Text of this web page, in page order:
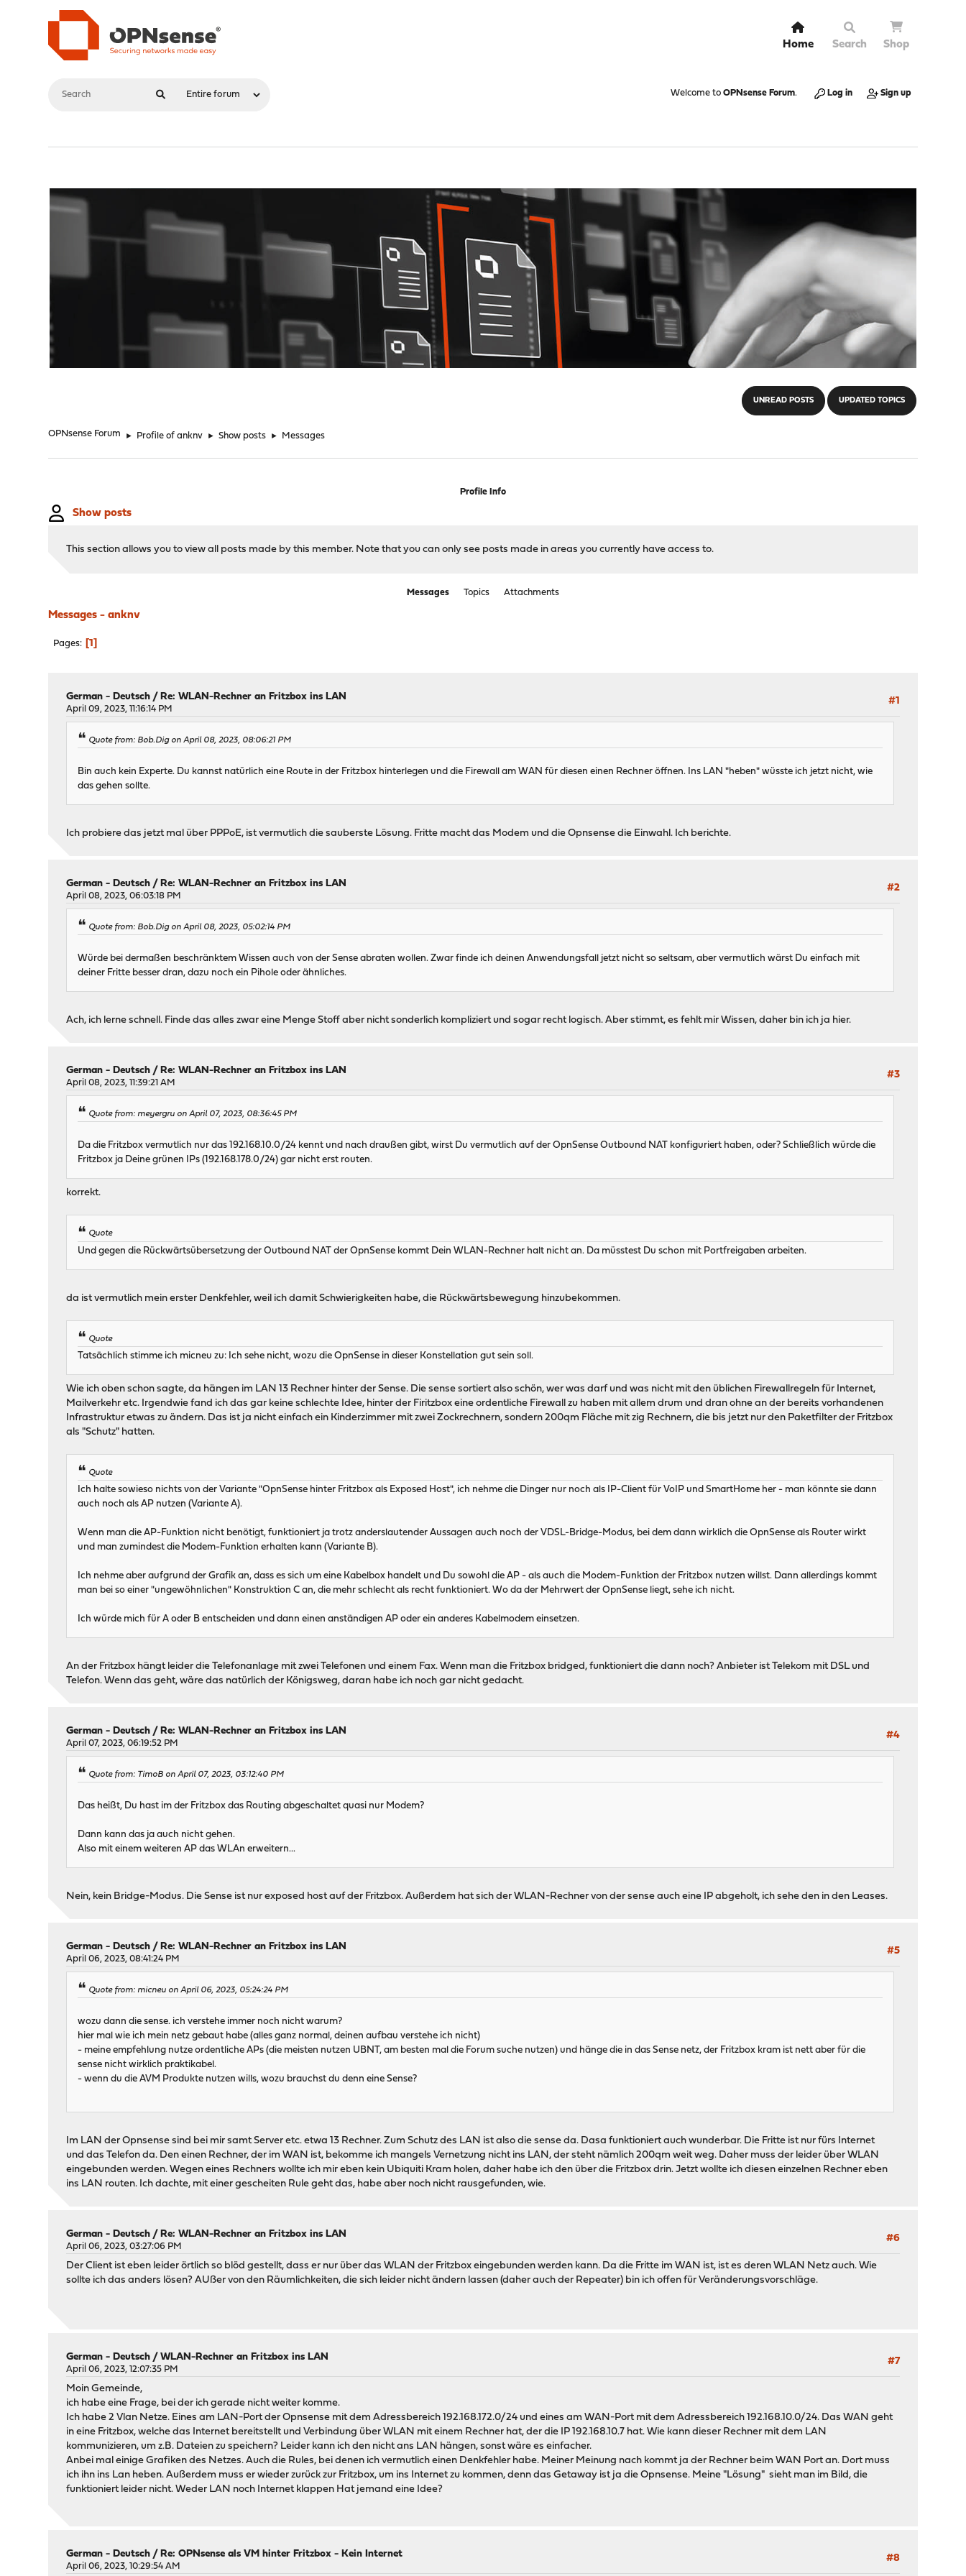
Home Search Shop
Welcome to OPNsense Forum. Log in Sign up
UNREAD POSTS UPDATED TOPICS
OPNsense Forum ► Profile of anknv ► Show posts ► Messages
Profile Info
Show posts
This section allows you to view all posts made by this member. Note that you can only see posts made in areas you currently have access to.
Messages Topics Attachments
Messages - anknv
Pages 1
#1
German - Deutsch /Re: WLAN-Rechner an Fritzbox ins LAN
April 09, 2023, 11:16:14 PM
Quote from: Bob.Dig on April 08, 2023, 08:06:21 PM
Bin auch kein Experte. Du kannst natürlich eine Route in der Fritzbox hinterlegen und die Firewall am WAN für diesen einen Rechner öffnen. Ins LAN "heben" wüsste ich jetzt nicht, wie
das gehen sollte.
Ich probiere das jetzt mal über PPPoE, ist vermutlich die sauberste Lösung. Fritte macht das Modem und die Opnsense die Einwahl. Ich berichte.
#2
German - Deutsch /Re: WLAN-Rechner an Fritzbox ins LAN
April 08, 2023, 06:03:18 PM
Quote from: Bob.Dig on April 08, 2023, 05:02:14 PM
Würde bei dermaßen beschränktem Wissen auch von der Sense abraten wollen. Zwar finde ich deinen Anwendungsfall jetzt nicht so seltsam, aber vermutlich wärst Du einfach mit
deiner Fritte besser dran, dazu noch ein Pihole oder ähnliches.
Ach, ich lerne schnell. Finde das alles zwar eine Menge Stoff aber nicht sonderlich kompliziert und sogar recht logisch. Aber stimmt, es fehlt mir Wissen, daher bin ich ja hier.
#3
German - Deutsch /Re: WLAN-Rechner an Fritzbox ins LAN
April 08, 2023, 11:39:21 AM
Quote from: meyergru on April 07, 2023, 08:36:45 PM
Da die Fritzbox vermutlich nur das 192.168.10.0/24 kennt und nach draußen gibt, wirst Du vermutlich auf der OpnSense Outbound NAT konfiguriert haben, oder? Schließlich würde die
Fritzbox ja Deine grünen IPs (192.168.178.0/24) gar nicht erst routen.
korrekt.
Quote
Und gegen die Rückwärtsübersetzung der Outbound NAT der OpnSense kommt Dein WLAN-Rechner halt nicht an. Da müsstest Du schon mit Portfreigaben arbeiten.
da ist vermutlich mein erster Denkfehler, weil ich damit Schwierigkeiten habe, die Rückwärtsbewegung hinzubekommen.
Quote
Tatsächlich stimme ich micneu zu: Ich sehe nicht, wozu die OpnSense in dieser Konstellation gut sein soll.
Wie ich oben schon sagte, da hängen im LAN 13 Rechner hinter der Sense. Die sense sortiert also schön, wer was darf und was nicht mit den üblichen Firewallregeln für Internet,
Mailverkehr etc. Irgendwie fand ich das gar keine schlechte Idee, hinter der Firitzbox eine ordentliche Firewall zu haben mit allem drum und dran ohne an der bereits vorhandenen
Infrastruktur etwas zu ändern. Das ist ja nicht einfach ein Kinderzimmer mit zwei Zockrechnern, sondern 200qm Fläche mit zig Rechnern, die bis jetzt nur den Paketfilter der Fritzbox
als "Schutz" hatten.
Quote
Ich halte sowieso nichts von der Variante "OpnSense hinter Fritzbox als Exposed Host", ich nehme die Dinger nur noch als IP-Client für VoIP und SmartHome her - man könnte sie dann
auch noch als AP nutzen (Variante A).
Wenn man die AP-Funktion nicht benötigt, funktioniert ja trotz anderslautender Aussagen auch noch der VDSL-Bridge-Modus, bei dem dann wirklich die OpnSense als Router wirkt
und man zumindest die Modem-Funktion erhalten kann (Variante B).
Ich nehme aber aufgrund der Grafik an, dass es sich um eine Kabelbox handelt und Du sowohl die AP - als auch die Modem-Funktion der Fritzbox nutzen willst. Dann allerdings kommt
man bei so einer "ungewöhnlichen" Konstruktion C an, die mehr schlecht als recht funktioniert. Wo da der Mehrwert der OpnSense liegt, sehe ich nicht.
Ich würde mich für A oder B entscheiden und dann einen anständigen AP oder ein anderes Kabelmodem einsetzen.
An der Fritzbox hängt leider die Telefonanlage mit zwei Telefonen und einem Fax. Wenn man die Fritzbox bridged, funktioniert die dann noch? Anbieter ist Telekom mit DSL und
Telefon. Wenn das geht, wäre das natürlich der Königsweg, daran habe ich noch gar nicht gedacht.
#4
German - Deutsch / Re: WLAN-Rechner an Fritzbox ins LAN
April 07, 2023, 06:19:52 PM
Quote from: TimoB on April 07, 2023, 03:12:40 PM
Das heißt, Du hast im der Fritzbox das Routing abgeschaltet quasi nur Modem?
Dann kann das ja auch nicht gehen.
Also mit einem weiteren AP das WLAn erweitern...
Nein, kein Bridge-Modus. Die Sense ist nur exposed host auf der Fritzbox. Außerdem hat sich der WLAN-Rechner von der sense auch eine IP abgeholt, ich sehe den in den Leases.
#5
German - Deutsch / Re: WLAN-Rechner an Fritzbox ins LAN
April 06, 2023, 08:41:24 PM
Quote from: micneu on April 06, 2023, 05:24:24 PM
wozu dann die sense. ich verstehe immer noch nicht warum?
hier mal wie ich mein netz gebaut habe (alles ganz normal, deinen aufbau verstehe ich nicht)
- meine empfehlung nutze ordentliche APs (die meisten nutzen UBNT, am besten mal die Forum suche nutzen) und hänge die in das Sense netz, der Fritzbox kram ist nett aber für die
sense nicht wirklich praktikabel.
- wenn du die AVM Produkte nutzen wills, wozu brauchst du denn eine Sense?
Im LAN der Opnsense sind bei mir samt Server etc. etwa 13 Rechner. Zum Schutz des LAN ist also die sense da. Dasa funktioniert auch wunderbar. Die Fritte ist nur fürs Internet
und das Telefon da. Den einen Rechner, der im WAN ist, bekomme ich mangels Vernetzung nicht ins LAN, der steht nämlich 200qm weit weg. Daher muss der leider über WLAN
eingebunden werden. Wegen eines Rechners wollte ich mir eben kein Ubiquiti Kram holen, daher habe ich den über die Fritzbox drin. Jetzt wollte ich diesen einzelnen Rechner eben
ins LAN routen. Ich dachte, mit einer gescheiten Rule geht das, habe aber noch nicht rausgefunden, wie.
#6
German - Deutsch /Re: WLAN-Rechner an Fritzbox ins LAN
April 06, 2023, 03:27:06 PM
Der Client ist eben leider örtlich so blöd gestellt, dass er nur über das WLAN der Fritzbox eingebunden werden kann. Da die Fritte im WAN ist, ist es deren WLAN Netz auch. Wie
sollte ich das anders lösen? AUßer von den Räumlichkeiten, die sich leider nicht ändern lassen (daher auch der Repeater) bin ich offen für Veränderungsvorschläge.
#7
German - Deutsch /WLAN-Rechner an Fritzbox ins LAN
April 06, 2023, 12:07:35 PM
Moin Gemeinde,
ich habe eine Frage, bei der ich gerade nicht weiter komme.
Ich habe 2 Vlan Netze. Eines am LAN-Port der Opnsense mit dem Adressbereich 192.168.172.0/24 und eines am WAN-Port mit dem Adressbereich 192.168.10.0/24. Das WAN geht
in eine Fritzbox, welche das Internet bereitstellt und Verbindung über WLAN mit einem Rechner hat, der die IP 192.168.10.7 hat. Wie kann dieser Rechner mit dem LAN
kommunizieren, um z.B. Dateien zu speichern? Leider kann ich den nicht ans LAN hängen, sonst wäre es einfacher.
Anbei mal einige Grafiken des Netzes. Auch die Rules, bei denen ich vermutlich einen Denkfehler habe. Meiner Meinung nach kommt ja der Rechner beim WAN Port an. Dort muss
ich ihn ins Lan heben. Außerdem muss er wieder zurück zur Fritzbox, um ins Internet zu kommen, denn das Getaway ist ja die Opnsense. Meine "Lösung" sieht man im Bild, die
funktioniert leider nicht. Weder LAN noch Internet klappen Hat jemand eine Idee?
#8
German - Deutsch /Re: OPNsense als VM hinter Fritzbox - Kein Internet
April 06, 2023, 10:29:54 AM